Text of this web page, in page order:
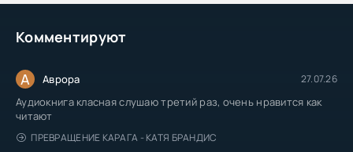
Комментируют
А Аврора 27.07.26
Аудиокнига класная слушаю третий раз, очень нравится как
читают
ПРЕВРАЩЕНИЕ КАРАГА - КАТЯ БРАНДИС